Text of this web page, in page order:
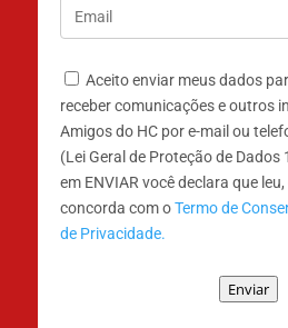
Aceito enviar meus dados
receber comunicações e outros
Amigos do HC por e-mail ou
(Lei Geral de Proteção de
em ENVIAR você declara que
concorda com oTermo de
de Privacidade.
Enviar